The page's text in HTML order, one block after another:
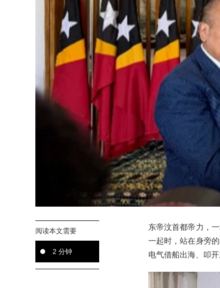
阅读本文需要
2 分钟
东帝汶首都帝力，
一起时，站在身旁
电气借船出海、叩